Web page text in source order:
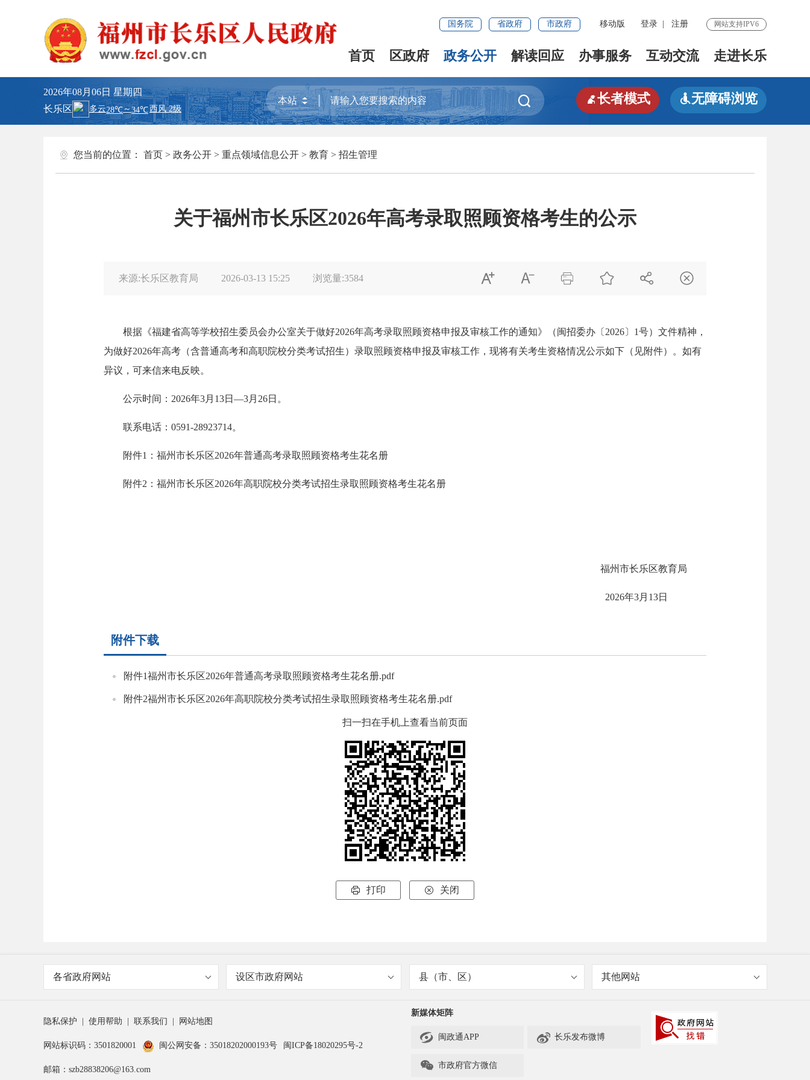
国务院 省政府 市政府 移动版 登录 注册 网站支持IPV6
首页 区政府 政务公开 解读回应 办事服务 互动交流 走进长乐
2026年08月06日 星期四
长乐区
 长者模式 无障碍浏览
您当前的位置： 首页 > 政务公开 > 重点领域信息公开 > 教育 > 招生管理
关于福州市长乐区2026年高考录取照顾资格考生的公示
来源:长乐区教育局 2026-03-13 15:25 浏览量:3584      
根据《福建省高等学校招生委员会办公室关于做好2026年高考录取照顾资格申报及审核工作的通知》（闽招委办〔2026〕1号）文件精神，
为做好2026年高考（含普通高考和高职院校分类考试招生）录取照顾资格申报及审核工作，现将有关考生资格情况公示如下（见附件）。如有
异议，可来信来电反映。
公示时间：2026年3月13日—3月26日。
联系电话：0591-28923714。
附件1：福州市长乐区2026年普通高考录取照顾资格考生花名册
附件2：福州市长乐区2026年高职院校分类考试招生录取照顾资格考生花名册
福州市长乐区教育局
2026年3月13日
附件下载
附件1福州市长乐区2026年普通高考录取照顾资格考生花名册.pdf
附件2福州市长乐区2026年高职院校分类考试招生录取照顾资格考生花名册.pdf
扫一扫在手机上查看当前页面
 打印  关闭
各省政府网站 设区市政府网站 县（市、区） 其他网站
隐私保护 使用帮助 联系我们 网站地图
网站标识码：3501820001 闽公网安备：35018202000193号 闽ICP备18020295号-2
邮箱：szb28838206@163.com
新媒体矩阵
 闽政通APP  长乐发布微博
 市政府官方微信